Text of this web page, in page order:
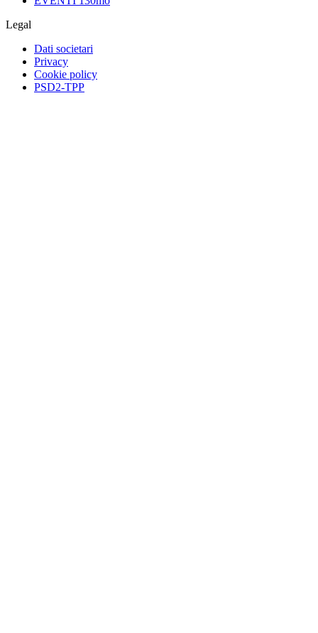
Legal
Dati societari
Privacy
Cookie policy
PSD2-TPP